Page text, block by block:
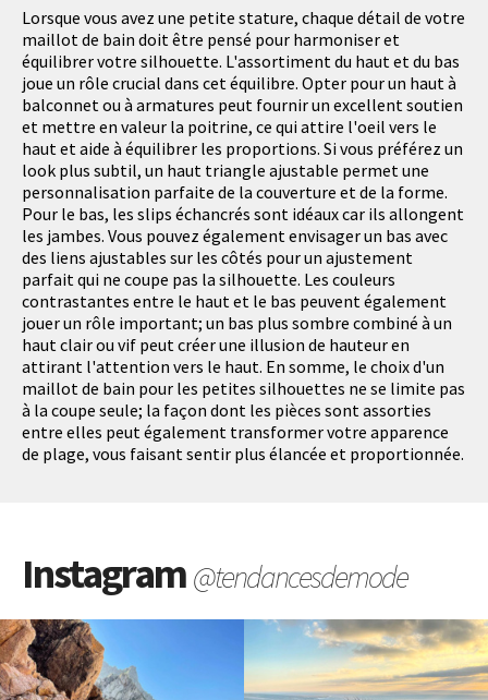
Lorsque vous avez une petite stature, chaque détail de votre
maillot de bain doit être pensé pour harmoniser et
équilibrer votre silhouette. L'assortiment du haut et du bas
joue un rôle crucial dans cet équilibre. Opter pour un haut à
balconnet ou à armatures peut fournir un excellent soutien
et mettre en valeur la poitrine, ce qui attire l'oeil vers le
haut et aide à équilibrer les proportions. Si vous préférez un
look plus subtil, un haut triangle ajustable permet une
personnalisation parfaite de la couverture et de la forme.
Pour le bas, les slips échancrés sont idéaux car ils allongent
les jambes. Vous pouvez également envisager un bas avec
des liens ajustables sur les côtés pour un ajustement
parfait qui ne coupe pas la silhouette. Les couleurs
contrastantes entre le haut et le bas peuvent également
jouer un rôle important; un bas plus sombre combiné à un
haut clair ou vif peut créer une illusion de hauteur en
attirant l'attention vers le haut. En somme, le choix d'un
maillot de bain pour les petites silhouettes ne se limite pas
à la coupe seule; la façon dont les pièces sont assorties
entre elles peut également transformer votre apparence
de plage, vous faisant sentir plus élancée et proportionnée.
Instagram@tendancesdemode